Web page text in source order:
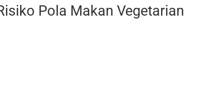
Pola Makan Vegetarian